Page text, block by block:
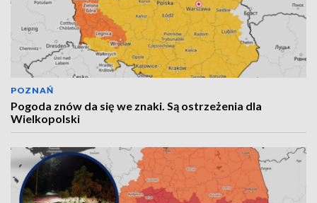
POZNAŃ
Pogoda znów da się we znaki. Są ostrzeżenia dla
Wielkopolski